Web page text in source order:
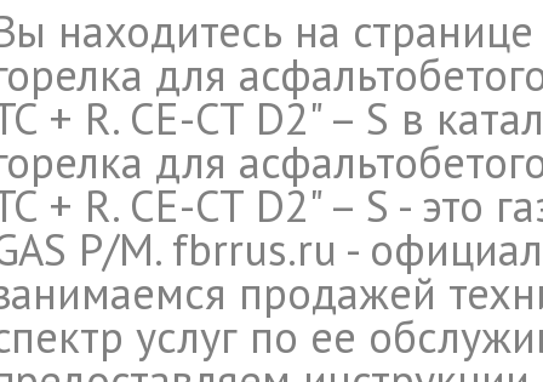
находитесь на
для
+ R. CE-CT D2" – S в
для
+ R. CE-CT D2" – S - это
P/M. fbrrus.ru -
продажей
услуг по ее